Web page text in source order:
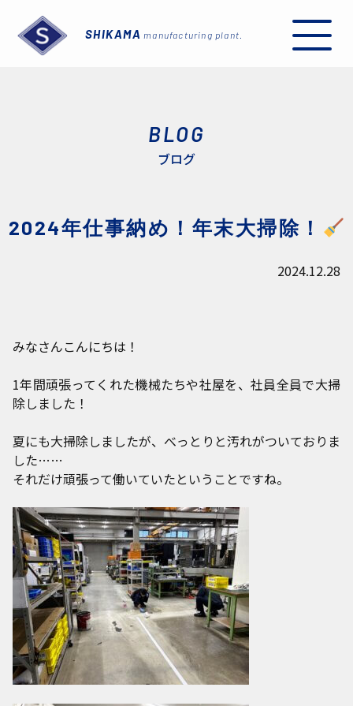
SHIKAMA manufacturing plant.
BLOG
ブログ
2024年仕事納め！年末大掃除！
2024.12.28
みなさんこんにちは！
1年間頑張ってくれた機械たちや社屋を、社員全員で大掃
除しました！
夏にも大掃除しましたが、べっとりと汚れがついておりま
した……
それだけ頑張って働いていたということですね。